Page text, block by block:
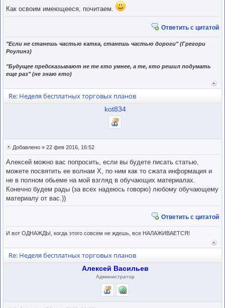
Как освоим имеющееся, почитаем.
Ответить с цитатой
"Если не станешь частью катка, станешь частью дороги" (Грегори
Роулинз)
"Будущее предсказывают не те кто умнее, а те, кто решил подумать
еще раз" (не знаю кто)
к
Re: Неделя бесплатных торговых планов
kot834
Добавлено » 22 фев 2016, 16:52
Алексей можно вас попросить, если вы будете писать статью,
можете посвятить ее волнам Х, по ним как то сжата информация и
не в полном обьеме на мой взгляд в обучающих материалах.
Конечно будем рады (за всех надеюсь говорю) любому обучающему
материалу от вас.))
Ответить с цитатой
И вот ОДНАЖДЫ, когда этого совсем не ждешь, все НАЛАЖИВАЕТСЯ!
к
Re: Неделя бесплатных торговых планов
Алексей Васильев
Администратор